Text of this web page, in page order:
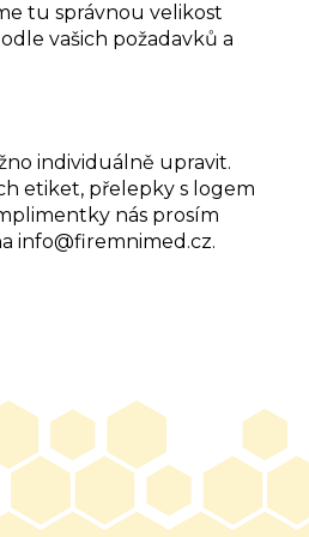
tu správnou velikost
vašich požadavků a
individuálně upravit.
etiket, přelepky s logem
nás prosím
info@firemnimed.cz.